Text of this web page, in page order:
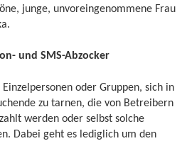
junge, unvoreingenommene Frau
und SMS-Abzocker
oder Gruppen, sich in
zu tarnen, die von Betreibern
werden oder selbst solche
Dabei geht es lediglich um den